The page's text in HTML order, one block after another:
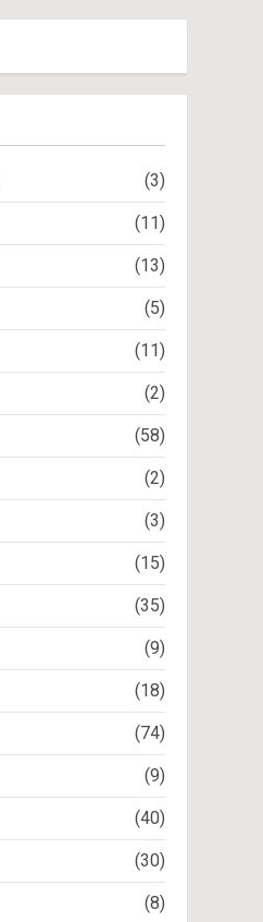
(3)
(11)
(13)
(5)
(11)
(2)
(58)
(2)
(3)
(15)
(35)
(9)
(18)
(74)
(9)
(40)
(30)
(8)